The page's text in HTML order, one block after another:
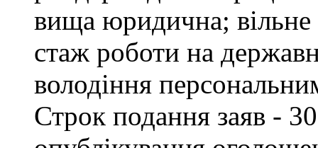
вища юридична;
стаж роботи на
володіння
Строк подання заяв -